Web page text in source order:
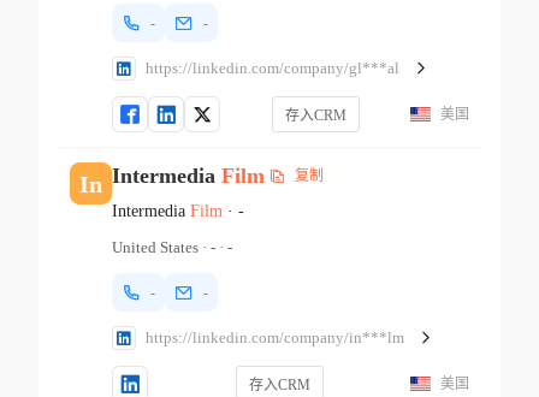
- -
https://linkedin.com/company/gl***al
存入CRM 美国
In Intermedia Film 复制
Intermedia Film· -
United States· -· -
- -
https://linkedin.com/company/in***lm
存入CRM 美国